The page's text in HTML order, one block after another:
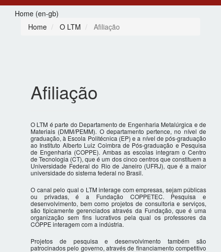
Home (en-gb)
Home
O LTM Afiliação
Afiliação
O LTM é parte do Departamento de Engenharia Metalúrgica e de
Materiais (DMM/PEMM). O departamento pertence, no nível de
graduação, à Escola Politécnica (EP) e a nível de pós-graduação
ao Instituto Alberto Luiz Coimbra de Pós-graduação e Pesquisa
de Engenharia (COPPE). Ambas as escolas integram o Centro
de Tecnologia (CT), que é um dos cinco centros que constituem a
Universidade Federal do Rio de Janeiro (UFRJ), que é a maior
universidade do sistema federal no Brasil.
O canal pelo qual o LTM interage com empresas, sejam públicas
ou privadas, é a Fundação COPPETEC. Pesquisa e
desenvolvimento, bem como projetos de consultoria e serviços,
são tipicamente gerenciados através da Fundação, que é uma
organização sem fins lucrativos pela qual os professores da
COPPE interagem com a indústria.
Projetos de pesquisa e desenvolvimento também são
patrocinados pelo governo, através de financiamento competitivo